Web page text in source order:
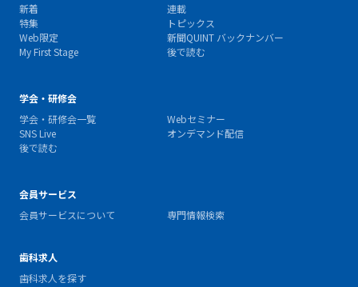
新着
連載
特集
トピックス
Web限定
新聞QUINT バックナンバー
My First Stage
後で読む
学会・研修会
学会・研修会一覧
Webセミナー
SNS Live
オンデマンド配信
後で読む
会員サービス
会員サービスについて
専門情報検索
歯科求人
歯科求人を探す